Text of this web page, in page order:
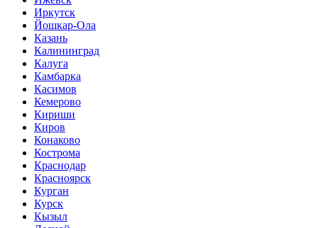
Иркутск
Йошкар-Ола
Казань
Калининград
Калуга
Камбарка
Касимов
Кемерово
Кириши
Киров
Конаково
Кострома
Краснодар
Красноярск
Курган
Курск
Кызыл